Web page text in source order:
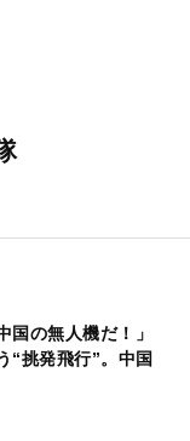
国の無人機だ！」
“挑発飛行”。中国